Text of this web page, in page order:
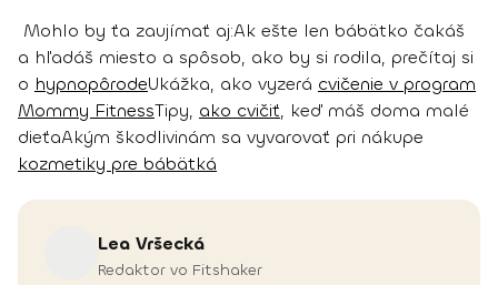
Mohlo by ťa zaujímať aj:Ak ešte len bábätko čakáš
a hľadáš miesto a spôsob, ako by si rodila, prečítaj si
o hypnopôrodeUkážka, ako vyzerá cvičenie v program
Mommy FitnessTipy, ako cvičiť, keď máš doma malé
dieťaAkým škodlivinám sa vyvarovať pri nákupe
kozmetiky pre bábätká
Lea Vršecká
Redaktor vo Fitshaker